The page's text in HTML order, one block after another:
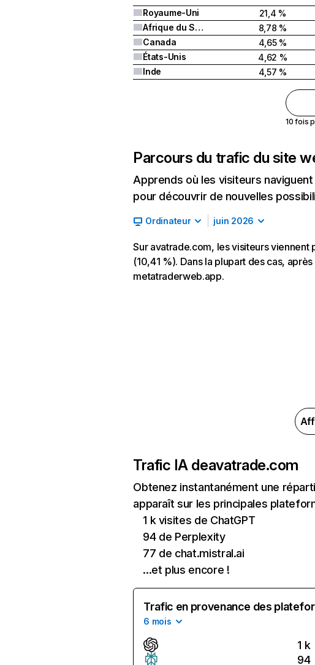
Royaume-Uni
21,4 %
Afrique du Sud
8,78 %
Canada
4,65 %
États-Unis
4,62 %
Inde
4,57 %
10 fois
Parcours du trafic du site
Apprends où les visiteurs
pour découvrir de nouvelles
Ordinateur juin 2026
Sur avatrade.com, les visiteurs
(10,41 %). Dans la plupart des cas,
metatraderweb.app.
Trafic IA deavatrade.com
Obtenez instantanément une
apparaît sur les principales
1 k visites de ChatGPT
94 de Perplexity
77 de chat.mistral.ai
...et plus encore !
Trafic en provenance des
6 mois
1 k
94